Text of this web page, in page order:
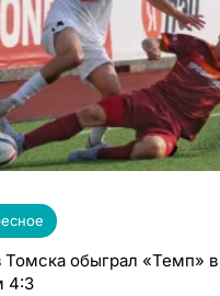
обыграл «Темп» в
4:3